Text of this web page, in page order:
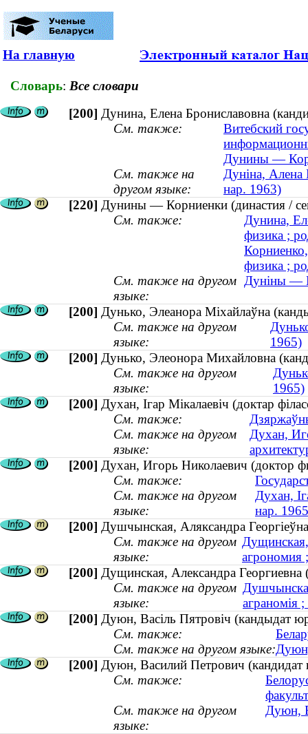
На главную
Словарь: Все словари
[200] Дунина, Елена Брониславовна
См. также:
Витебский
Дунины —
См. также на
другом языке:
Дуніна, Алена
нар. 1963)
[220] Дунины — Корниенки (династия /
См. также:
Дунина,
физика ;
физика ;
См. также на другом
языке:
Дуніны —
[200] Дунько, Элеанора Міхайлаўна
См. также на другом
языке:
1965)
[200] Дунько, Элеонора Михайловна
См. также на другом
языке:
1965)
[200] Духан, Ігар Мікалаевіч (доктар
См. также:
См. также на другом
языке:
Духан,
[200] Духан, Игорь Николаевич (доктор
См. также:
См. также на другом
языке:
Духан,
нар.
[200] Душчынская, Аляксандра
См. также на другом
языке:
Дущинская,
[200] Дущинская, Александра
См. также на другом
языке:
аграномія
[200] Дуюн, Васіль Пятровіч (кандыдат
См. также:
См. также на другом языке:
[200] Дуюн, Василий Петрович
См. также:
См. также на другом
языке:
Дуюн,